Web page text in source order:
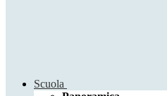
Scuola